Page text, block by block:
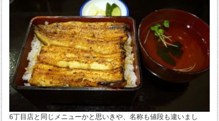
6丁目店と同じメニューかと思いきや、名称も値段も違いまし